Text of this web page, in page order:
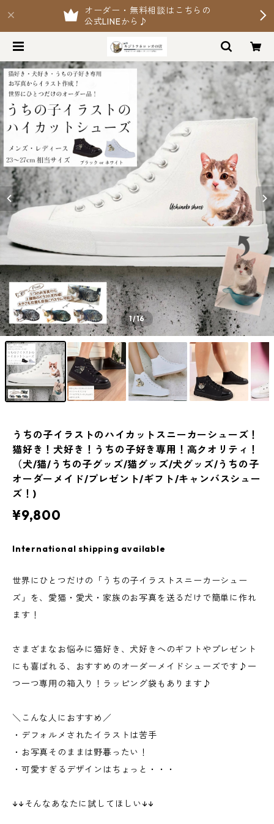
オーダー・無料相談はこちらの
公式LINEから♪
1/16
うちの子イラストのハイカットスニーカーシューズ！
猫好き！犬好き！うちの子好き専用！高クオリティ！
（犬/猫/うちの子グッズ/猫グッズ/犬グッズ/うちの子
オーダーメイド/プレゼント/ギフト/キャンバスシュー
ズ！)
¥9,800
International shipping available
世界にひとつだけの「うちの子イラストスニーカーシュー
ズ」を、愛猫・愛犬・家族のお写真を送るだけで簡単に作れ
ます！
さまざまなお悩みに猫好き、犬好きへのギフトやプレゼント
にも喜ばれる、おすすめのオーダーメイドシューズです♪一
つ一つ専用の箱入り！ラッピング袋もあります♪
＼こんな人におすすめ／
・デフォルメされたイラストは苦手
・お写真そのままは野暮ったい！
・可愛すぎるデザインはちょっと・・・
↓↓そんなあなたに試してほしい↓↓